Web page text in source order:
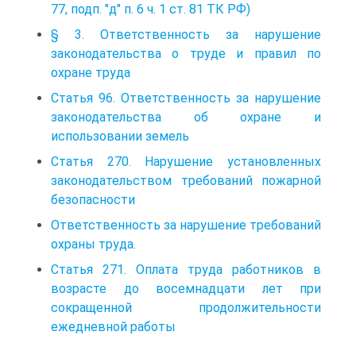
77, подп. "д" п. 6 ч. 1 ст. 81 ТК РФ)
§ 3. Ответственность за нарушение
законодательства о труде и правил по
охране труда
Статья 96. Ответственность за нарушение
законодательства об охране и
использовании земель
Статья 270. Нарушение установленных
законодательством требований пожарной
безопасности
Ответственность за нарушение требований
охраны труда.
Статья 271. Оплата труда работников в
возрасте до восемнадцати лет при
сокращенной продолжительности
ежедневной работы